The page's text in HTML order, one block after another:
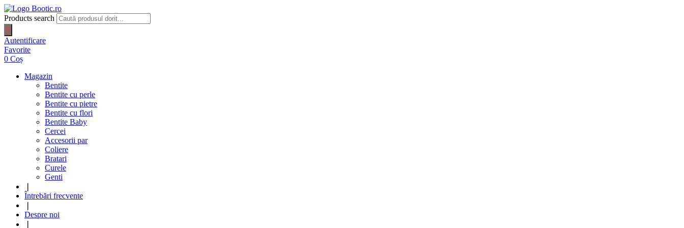
Products search
Autentificare
Favorite
0 Coș
Magazin
Bentite
Bentite cu perle
Bentite cu pietre
Bentite cu flori
Bentite Baby
Cercei
Accesorii par
Coliere
Bratari
Curele
Genti
Întrebări frecvente
Despre noi